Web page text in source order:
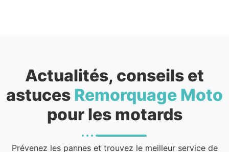
Actualités, conseils et
astuces Remorquage Moto
pour les motards
Prévenez les pannes et trouvez le meilleur service de